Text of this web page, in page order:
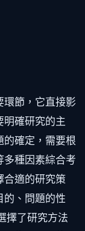
環節，它直接影
明確研究的主
的確定，需要根
多種因素綜合考
合適的研究策
的、問題的性
擇了研究方法